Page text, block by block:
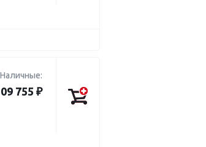
Наличные:
755 ₽